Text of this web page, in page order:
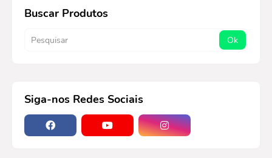
Buscar Produtos
Siga-nos Redes Sociais